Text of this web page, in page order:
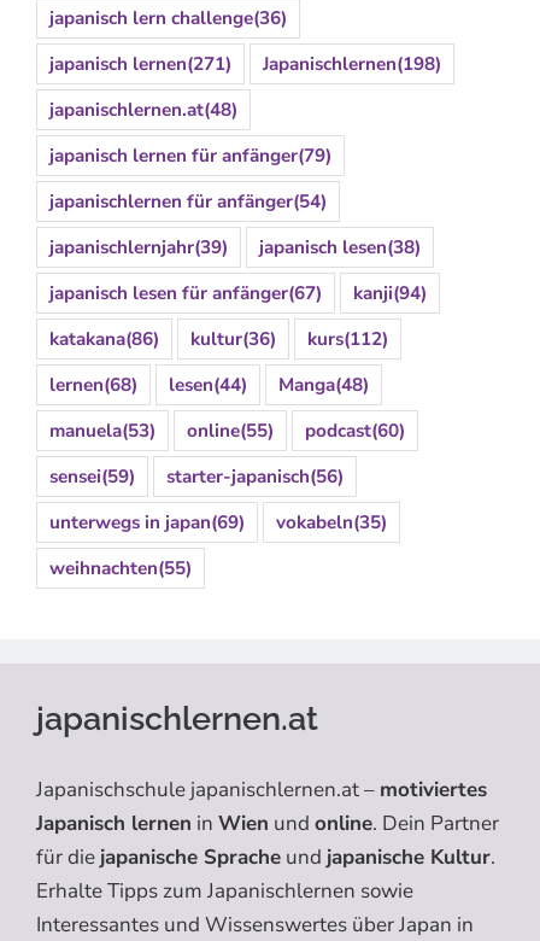
japanisch lern challenge(36)
japanisch lernen(271) Japanischlernen(198)
japanischlernen.at(48)
japanisch lernen für anfänger(79)
japanischlernen für anfänger(54)
japanischlernjahr(39) japanisch lesen(38)
japanisch lesen für anfänger(67) kanji(94)
katakana(86) kultur(36) kurs(112)
lernen(68) lesen(44) Manga(48)
manuela(53) online(55) podcast(60)
sensei(59) starter-japanisch(56)
unterwegs in japan(69) vokabeln(35)
weihnachten(55)
japanischlernen.at
Japanischschule japanischlernen.at – motiviertes
Japanisch lernen in Wien und online. Dein Partner
für die japanische Sprache und japanische Kultur.
Erhalte Tipps zum Japanischlernen sowie
Interessantes und Wissenswertes über Japan in